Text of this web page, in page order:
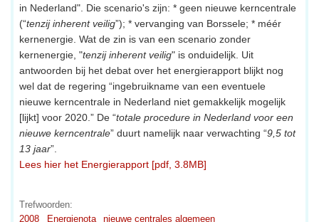
in Nederland". Die scenario's zijn: * geen nieuwe kerncentrale
(“tenzij inherent veilig”); * vervanging van Borssele; * méér
kernenergie. Wat de zin is van een scenario zonder
kernenergie, "tenzij inherent veilig" is onduidelijk. Uit
antwoorden bij het debat over het energierapport blijkt nog
wel dat de regering “ingebruikname van een eventuele
nieuwe kerncentrale in Nederland niet gemakkelijk mogelijk
[lijkt] voor 2020.” De “totale procedure in Nederland voor een
nieuwe kerncentrale” duurt namelijk naar verwachting “9,5 tot
13 jaar”.
Lees hier het Energierapport [pdf, 3.8MB]
Trefwoorden:
2008
Energienota nieuwe centrales algemeen